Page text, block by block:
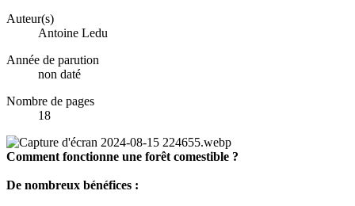
Auteur(s)
Antoine Ledu
Année de parution
non daté
Nombre de pages
18
Comment fonctionne une forêt comestible ?
De nombreux bénéfices :